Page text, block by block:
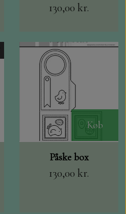
130,00 kr.
Køb
Påske box
130,00 kr.